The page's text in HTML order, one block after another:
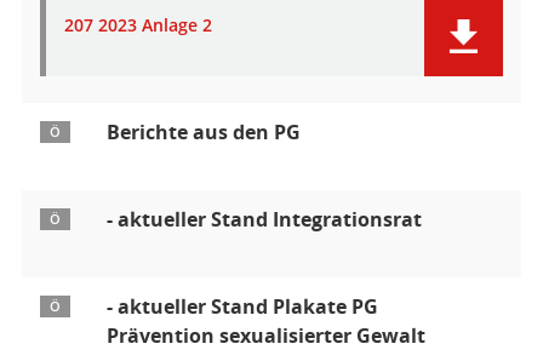
207 2023 Anlage 2
Ö Berichte aus den PG
Ö - aktueller Stand Integrationsrat
Ö
- aktueller Stand Plakate PG
Prävention sexualisierter Gewalt